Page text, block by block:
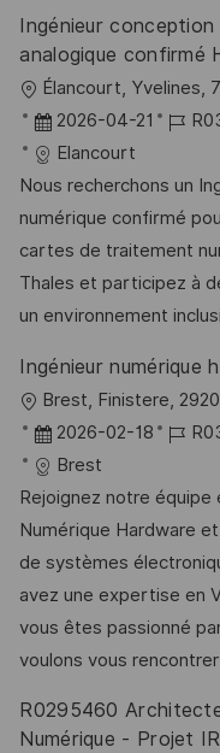
n
g
r
f
e
h
u
n
g
Ingénieur
analogique confirmé
O
r
t
Élancourt, Yvelines,
D
a
t
u
m
d
e
V
e
r
ö
f
f
e
n
t
l
i
c
2026-04-21
J
b
-
I
D
Elancourt
Nous recherchons un
numérique confirmé
cartes de traitement
Thales et participez à
un environnement
Ingénieur numérique
O
r
t
Brest, Finistere,
D
a
t
u
m
d
e
r
e
2026-02-18
J
b
-
I
D
Brest
Rejoignez notre équipe
Numérique Hardware
de systèmes
avez une expertise en
vous êtes passionné
voulons vous
R0295460
Numérique - Projet